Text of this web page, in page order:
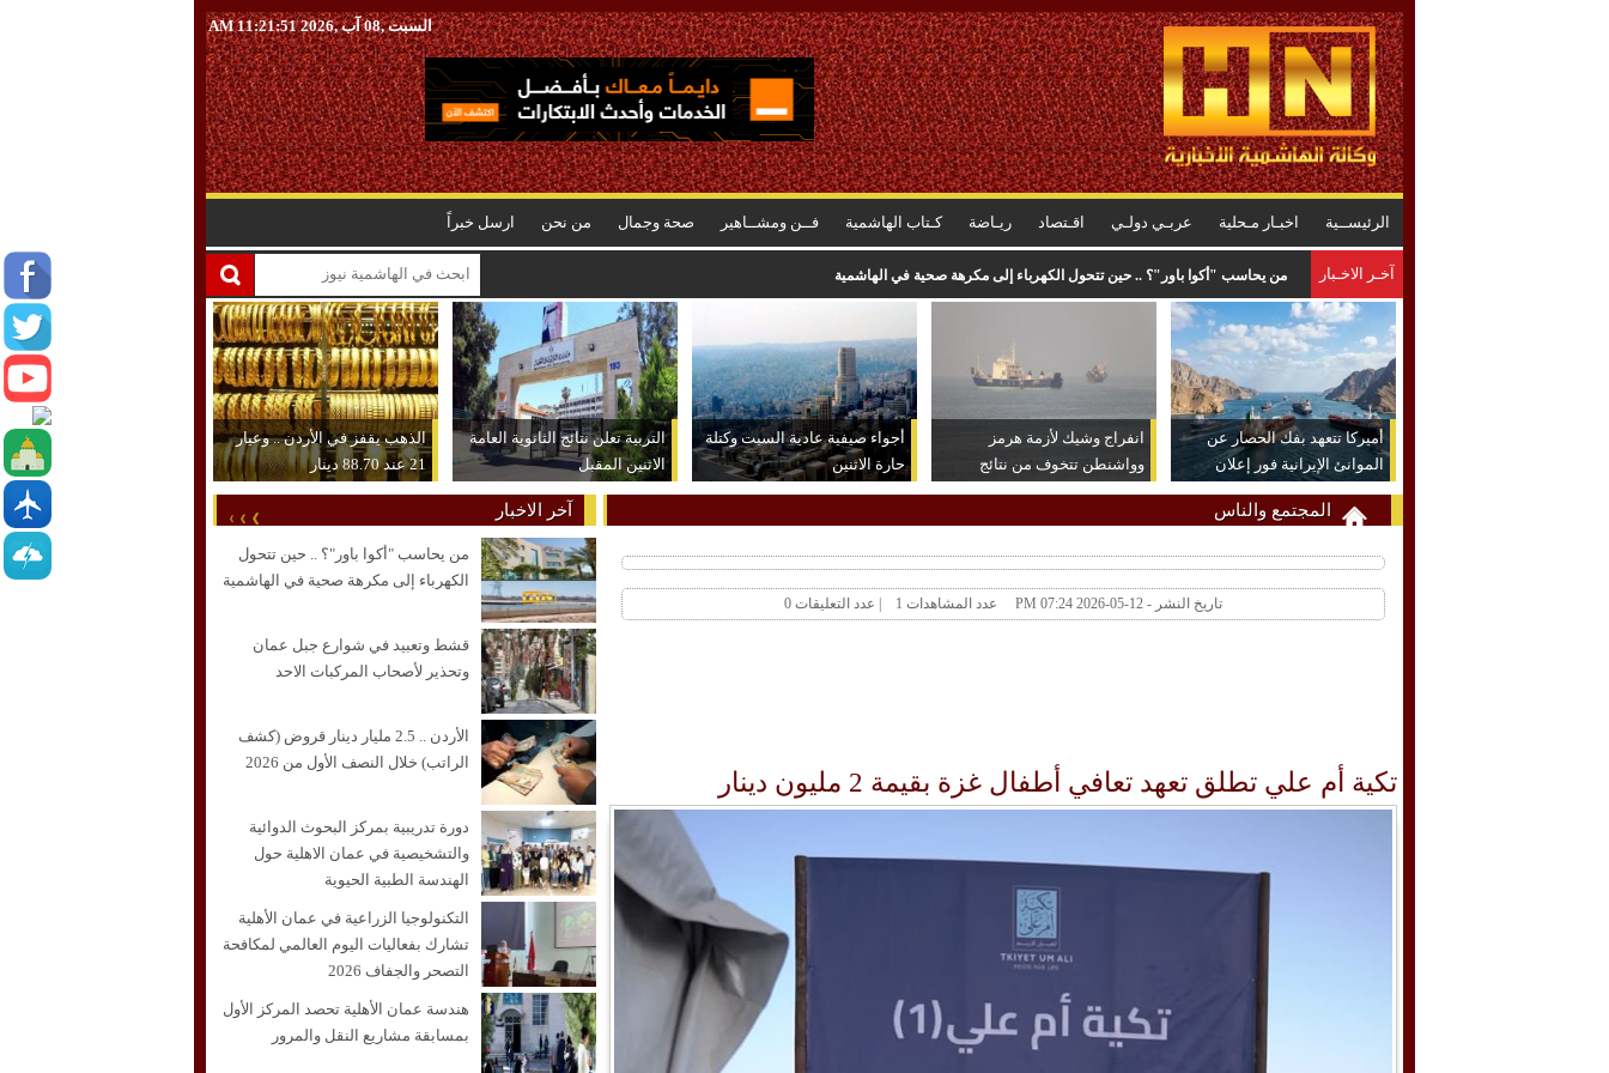
السبت ,08 آب ,2026 11:21:52 AM
الرئيســية اخبـار مـحلية عربـي دولـي اقـتصاد ريـاضة كـتاب الهاشمية فــن ومشــاهير صحة وجمال من نحن ارسل خبراً
آخـر الاخـبار من يحاسب "أكوا باور"؟ .. حين تتحول الكهرباء إلى مكرهة صحية في الهاشمية
أميركا تتعهد بفك الحصار عن
الموانئ الإيرانية فور إعلان
الاتفاق
انفراج وشيك لأزمة هرمز
وواشنطن تتخوف من نتائج
عكسية للتصعيد
أجواء صيفية عادية السبت وكتلة
حارة الاثنين
التربية تعلن نتائج الثانوية العامة
الاثنين المقبل
الذهب يقفز في الأردن .. وعيار
21 عند 88.70 دينار
المجتمع والناس
تاريخ النشر - 12-05-2026 07:24 PM عدد المشاهدات 1 | عدد التعليقات 0
تكية أم علي تطلق تعهد تعافي أطفال غزة بقيمة 2 مليون دينار
آخر الاخبار
من يحاسب "أكوا باور"؟ .. حين تتحول
الكهرباء إلى مكرهة صحية في الهاشمية
قشط وتعبيد في شوارع جبل عمان
وتحذير لأصحاب المركبات الاحد
الأردن .. 2.5 مليار دينار قروض (كشف
الراتب) خلال النصف الأول من 2026
دورة تدريبية بمركز البحوث الدوائية
والتشخيصية في عمان الاهلية حول
الهندسة الطبية الحيوية
التكنولوجيا الزراعية في عمان الأهلية
تشارك بفعاليات اليوم العالمي لمكافحة
التصحر والجفاف 2026
هندسة عمان الأهلية تحصد المركز الأول
بمسابقة مشاريع النقل والمرور